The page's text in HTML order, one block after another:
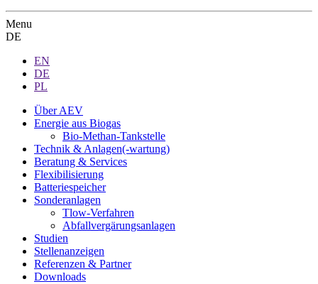
Menu
DE
EN
DE
PL
Über AEV
Energie aus Biogas
Bio-Methan-Tankstelle
Technik & Anlagen(-wartung)
Beratung & Services
Flexibilisierung
Batteriespeicher
Sonderanlagen
Tlow-Verfahren
Abfallvergärungsanlagen
Studien
Stellenanzeigen
Referenzen & Partner
Downloads